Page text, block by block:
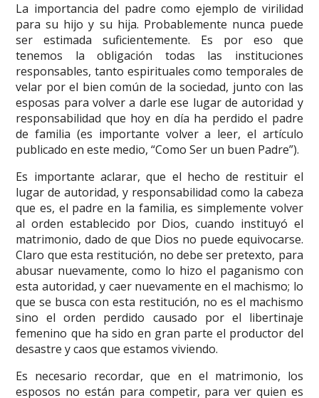
La importancia del padre como ejemplo de virilidad
para su hijo y su hija. Probablemente nunca puede
ser estimada suficientemente. Es por eso que
tenemos la obligación todas las instituciones
responsables, tanto espirituales como temporales de
velar por el bien común de la sociedad, junto con las
esposas para volver a darle ese lugar de autoridad y
responsabilidad que hoy en día ha perdido el padre
de familia (es importante volver a leer, el artículo
publicado en este medio, “Como Ser un buen Padre”).
Es importante aclarar, que el hecho de restituir el
lugar de autoridad, y responsabilidad como la cabeza
que es, el padre en la familia, es simplemente volver
al orden establecido por Dios, cuando instituyó el
matrimonio, dado de que Dios no puede equivocarse.
Claro que esta restitución, no debe ser pretexto, para
abusar nuevamente, como lo hizo el paganismo con
esta autoridad, y caer nuevamente en el machismo; lo
que se busca con esta restitución, no es el machismo
sino el orden perdido causado por el libertinaje
femenino que ha sido en gran parte el productor del
desastre y caos que estamos viviendo.
Es necesario recordar, que en el matrimonio, los
esposos no están para competir, para ver quien es